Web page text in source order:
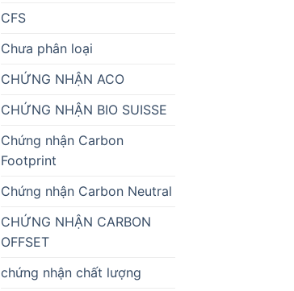
CFS
Chưa phân loại
CHỨNG NHẬN ACO
CHỨNG NHẬN BIO SUISSE
Chứng nhận Carbon
Footprint
Chứng nhận Carbon Neutral
CHỨNG NHẬN CARBON
OFFSET
chứng nhận chất lượng